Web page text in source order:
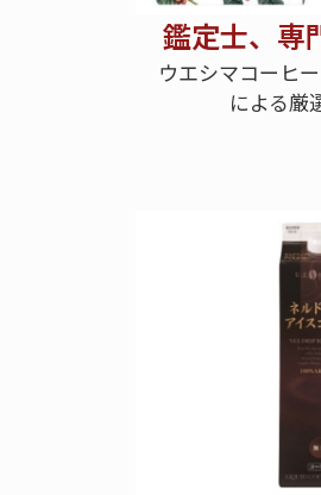
鑑定士、専
ウエシマコーヒ
による厳